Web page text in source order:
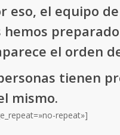
eso, el equipo
hemos
el orden
tienen
mismo.
repeat»]